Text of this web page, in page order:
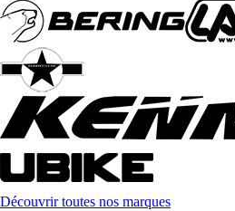
Découvrir toutes nos marques